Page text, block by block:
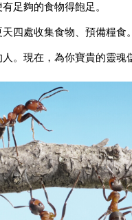
足夠的食物得飽足。
四處收集食物、預備糧食。
。現在，為你寶貴的靈魂